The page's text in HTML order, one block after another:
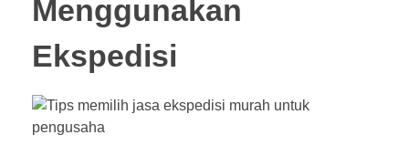
Menggunakan
Ekspedisi